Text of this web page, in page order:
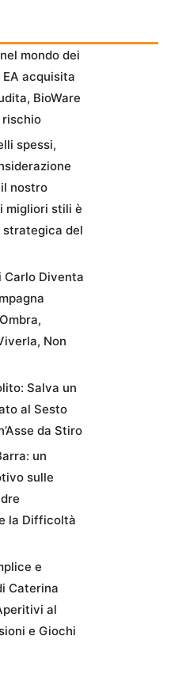
mondo dei
acquisita
BioWare
rischio
spessi,
nostro
migliori stili è
strategica del
Carlo Diventa
Non
Salva un
al Sesto
da Stiro
un
sulle
la Difficoltà
e
Caterina
al
e Giochi